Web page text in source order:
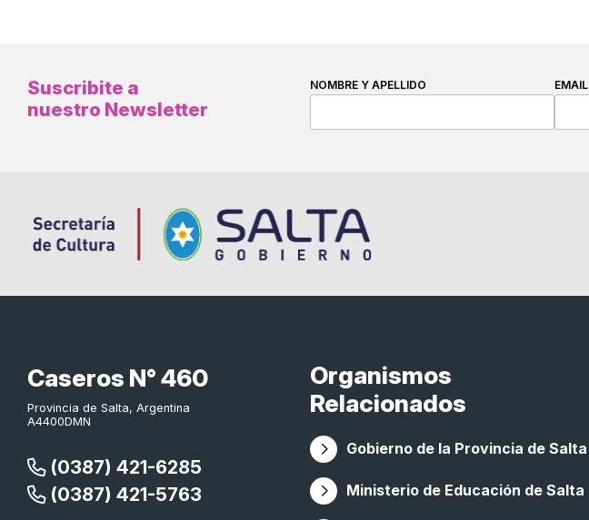
Suscribite a
nuestro Newsletter
NOMBRE Y APELLIDO EMAIL
Caseros N° 460
Provincia de Salta, Argentina
A4400DMN
(0387) 421-6285
(0387) 421-5763
Organismos
Relacionados
Gobierno de la Provincia de Salta
Ministerio de Educación de Salta